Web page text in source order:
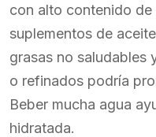
con alto contenido
suplementos de
grasas no saludables
o refinados podría
Beber mucha agua
hidratada.